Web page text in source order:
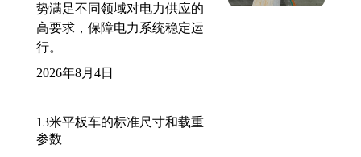
势满足不同领域对电力供应的
高要求，保障电力系统稳定运
行。
2026年8月4日
13米平板车的标准尺寸和载重
参数